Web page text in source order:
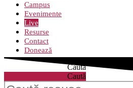
Campus
Evenimente
Live
Resurse
Contact
Donează
Caută
Caută